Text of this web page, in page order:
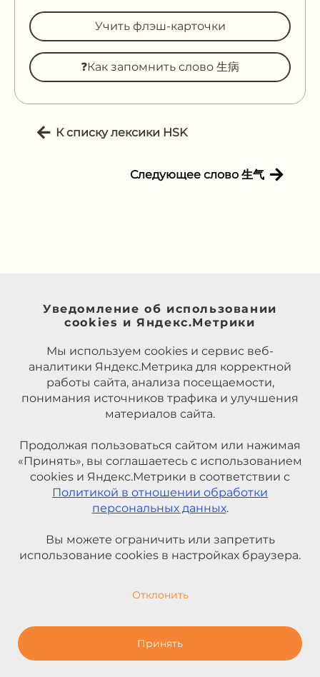
Учить флэш-карточки
❓Как запомнить слово 生病
К списку лексики HSK
Следующее слово 生气
Уведомление об использовании
cookies и Яндекс.Метрики
Мы используем cookies и сервис веб-
аналитики Яндекс.Метрика для корректной
работы сайта, анализа посещаемости,
понимания источников трафика и улучшения
материалов сайта.
Продолжая пользоваться сайтом или нажимая
«Принять», вы соглашаетесь с использованием
cookies и Яндекс.Метрики в соответствии с
Политикой в отношении обработки
персональных данных.
Вы можете ограничить или запретить
использование cookies в настройках браузера.
Отклонить
Принять